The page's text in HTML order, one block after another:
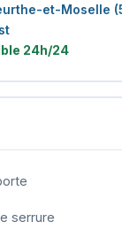
et-Moselle
24h/24
serrure